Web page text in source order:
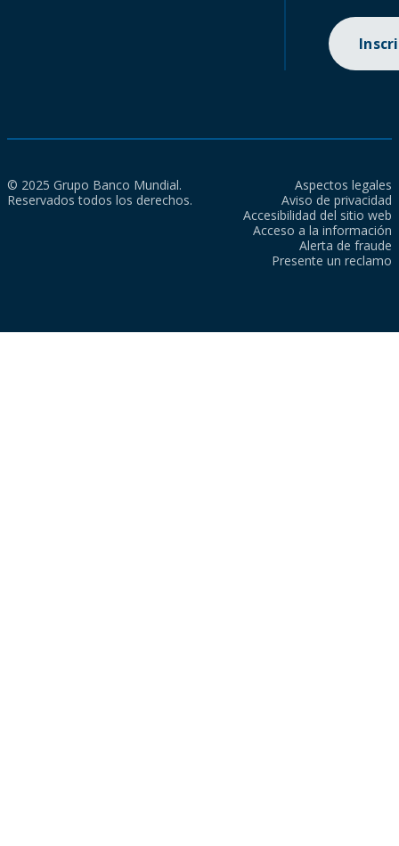
© 2025 Grupo Banco Mundial.
Reservados todos los derechos.
Aspectos legales
Aviso de privacidad
Accesibilidad del sitio web
Acceso a la información
Alerta de fraude
Presente un reclamo